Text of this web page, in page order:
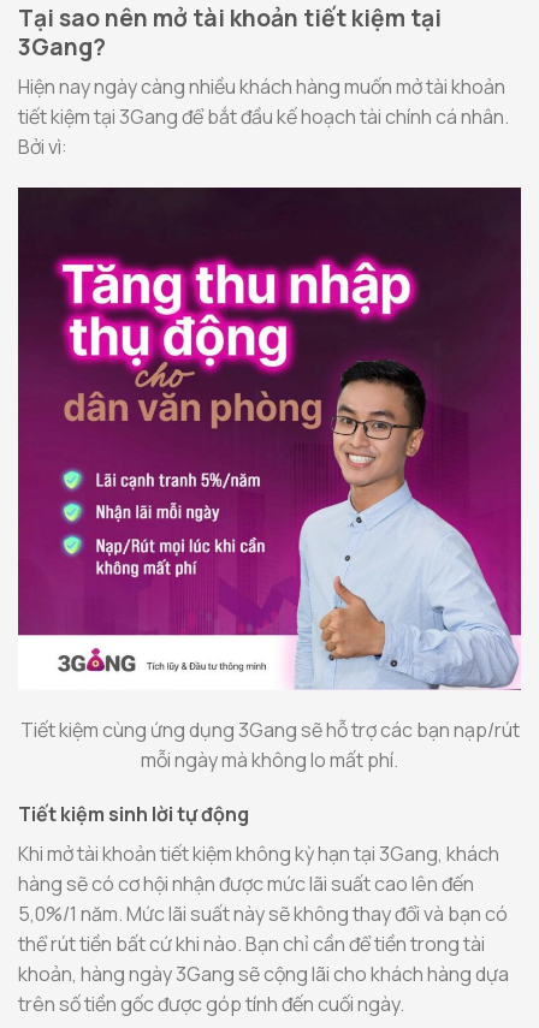
Tại sao nên mở tài khoản tiết kiệm tại
3Gang?
Hiện nay ngày càng nhiều khách hàng muốn mở tài khoản
tiết kiệm tại 3Gang để bắt đầu kế hoạch tài chính cá nhân.
Bởi vì:
Tiết kiệm cùng ứng dụng 3Gang sẽ hỗ trợ các bạn nạp/rút
mỗi ngày mà không lo mất phí.
Tiết kiệm sinh lời tự động
Khi mở tài khoản tiết kiệm không kỳ hạn tại 3Gang, khách
hàng sẽ có cơ hội nhận được mức lãi suất cao lên đến
5,0%/1 năm. Mức lãi suất này sẽ không thay đổi và bạn có
thể rút tiền bất cứ khi nào. Bạn chỉ cần để tiền trong tài
khoản, hàng ngày 3Gang sẽ cộng lãi cho khách hàng dựa
trên số tiền gốc được góp tính đến cuối ngày.